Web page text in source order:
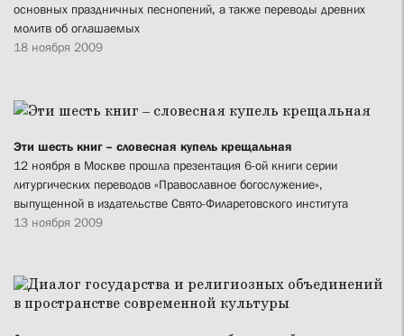
основных праздничных песнопений, а также переводы древних
молитв об оглашаемых
18 ноября 2009
Эти шесть книг – словесная купель крещальная
12 ноября в Москве прошла презентация 6-ой книги серии
литургических переводов «Православное богослужение»,
выпущенной в издательстве Свято-Филаретовского института
13 ноября 2009